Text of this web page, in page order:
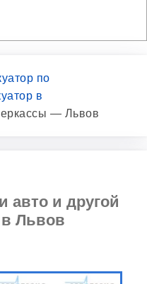
по
в
— Львов
авто и другой
в Львов